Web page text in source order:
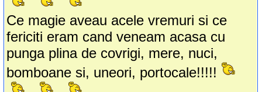
Ce magie aveau acele vremuri si ce
fericiti eram cand veneam acasa cu
punga plina de covrigi, mere, nuci,
bomboane si, uneori, portocale!!!!!